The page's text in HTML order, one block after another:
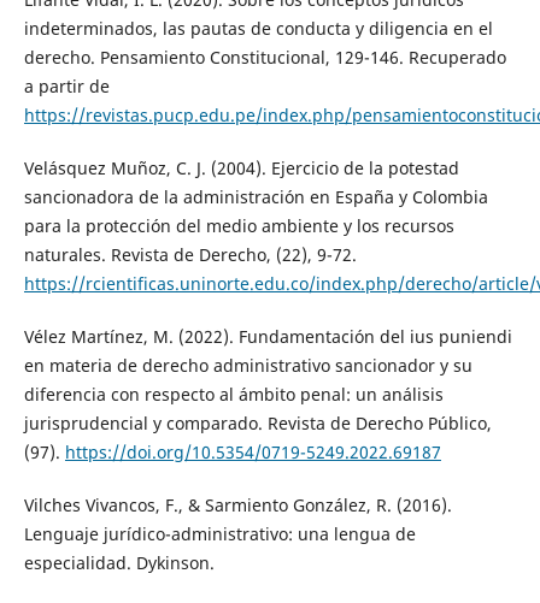
indeterminados, las pautas de conducta y diligencia en el
derecho. Pensamiento Constitucional, 129-146. Recuperado
a partir de
https://revistas.pucp.edu.pe/index.php/
Velásquez Muñoz, C. J. (2004). Ejercicio de la potestad
sancionadora de la administración en España y Colombia
para la protección del medio ambiente y los recursos
naturales. Revista de Derecho, (22), 9-72.
https://rcientificas.uninorte.edu.co/index.php/derecho/article/
Vélez Martínez, M. (2022). Fundamentación del ius puniendi
en materia de derecho administrativo sancionador y su
diferencia con respecto al ámbito penal: un análisis
jurisprudencial y comparado. Revista de Derecho Público,
(97). https://doi.org/10.5354/0719-5249.2022.69187
Vilches Vivancos, F., & Sarmiento González, R. (2016).
Lenguaje jurídico-administrativo: una lengua de
especialidad. Dykinson.